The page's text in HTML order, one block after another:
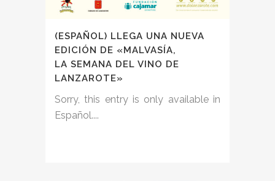
(ESPAÑOL) LLEGA UNA NUEVA
EDICIÓN DE «MALVASÍA,
LA SEMANA DEL VINO DE
LANZAROTE»
Sorry, this entry is only available in
Español....